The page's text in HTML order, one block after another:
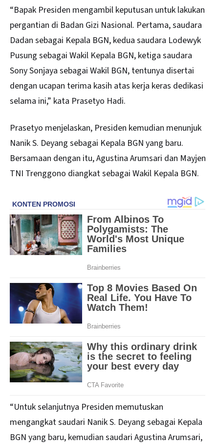
“Bapak Presiden mengambil keputusan untuk lakukan
pergantian di Badan Gizi Nasional. Pertama, saudara
Dadan sebagai Kepala BGN, kedua saudara Lodewyk
Pusung sebagai Wakil Kepala BGN, ketiga saudara
Sony Sonjaya sebagai Wakil BGN, tentunya disertai
dengan ucapan terima kasih atas kerja keras dedikasi
selama ini,” kata Prasetyo Hadi.
Prasetyo menjelaskan, Presiden kemudian menunjuk
Nanik S. Deyang sebagai Kepala BGN yang baru.
Bersamaan dengan itu, Agustina Arumsari dan Mayjen
TNI Trenggono diangkat sebagai Wakil Kepala BGN.
“Untuk selanjutnya Presiden memutuskan
mengangkat saudari Nanik S. Deyang sebagai Kepala
BGN yang baru, kemudian saudari Agustina Arumsari,